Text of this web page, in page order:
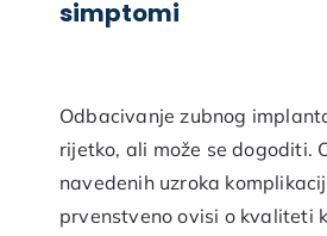
simptomi
Odbacivanje zubnog
rijetko, ali može se dogoditi.
navedenih uzroka
prvenstveno ovisi o kvaliteti